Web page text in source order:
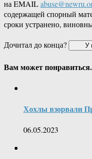
на EMAIL
содержащей спорный
сроки устранено,
Дочитал до конца?
Вам может
Хохлы взорвали
06.05.2023